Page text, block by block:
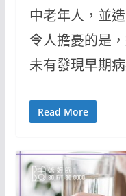
中老年人，並
令人擔憂的是
未有發現早期
Read More